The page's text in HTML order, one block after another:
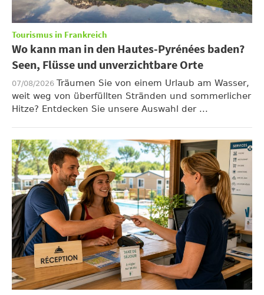
Tourismus in Frankreich
Wo kann man in den Hautes-Pyrénées baden?
Seen, Flüsse und unverzichtbare Orte
07/08/2026 Träumen Sie von einem Urlaub am Wasser,
weit weg von überfüllten Stränden und sommerlicher
Hitze? Entdecken Sie unsere Auswahl der ...